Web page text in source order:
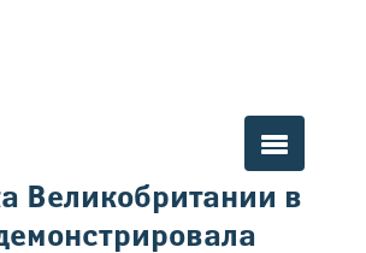
Великобритании в